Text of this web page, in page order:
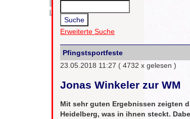
Erweiterte Suche
Pfingstsportfeste
23.05.2018 11:27 ( 4732 x gelesen )
Jonas Winkeler zur WM
Mit sehr guten Ergebnissen zeigten
Heidelberg, was in ihnen steckt.